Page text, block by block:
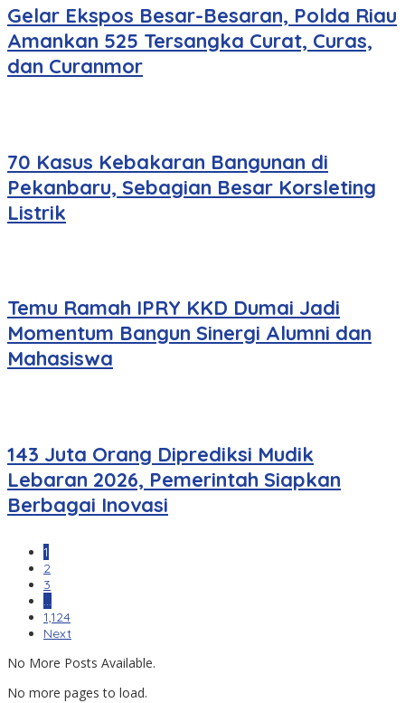
Gelar Ekspos Besar-Besaran, Polda Riau
Amankan 525 Tersangka Curat, Curas,
dan Curanmor
70 Kasus Kebakaran Bangunan di
Pekanbaru, Sebagian Besar Korsleting
Listrik
Temu Ramah IPRY KKD Dumai Jadi
Momentum Bangun Sinergi Alumni dan
Mahasiswa
143 Juta Orang Diprediksi Mudik
Lebaran 2026, Pemerintah Siapkan
Berbagai Inovasi
1
2
3
…
1,124
Next
No More Posts Available.
No more pages to load.